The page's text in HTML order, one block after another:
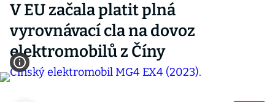
V EU začala platit plná
vyrovnávací cla na dovoz
elektromobilů z Číny